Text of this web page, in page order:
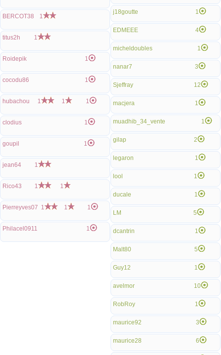
BERCOT38 1
titus2h 1
Roidepik 1
cocodu86 1
hubachou 1 1 1
clodius 1
goupil 1
jean64 1
Rico43 1 1
Pierreyves07 1 1 1
Philacel0911 1
j18goutte 1
EDMEEE 4
micheldoubles 1
nanar7 3
Sjeffray 12
macjera 1
muadhib_34_vente 1
gilap 2
legaron 1
lool 1
ducale 1
LM 5
dcantrin 1
Malt80 5
Guy12 1
avelmor 10
RobRoy 1
maurice92 3
maurice28 6